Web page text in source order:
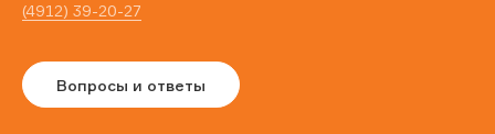
(4912) 39-20-27
Вопросы и ответы